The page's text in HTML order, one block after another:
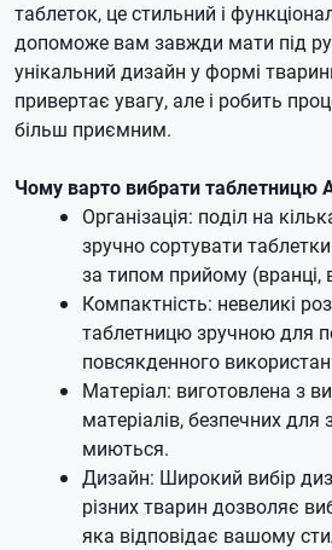
таблеток, це стильний і
допоможе вам завжди мати під
унікальний дизайн у формі
привертає увагу, але і робить
більш приємним.
Чому варто вибрати таблетницю
Організація: поділ на
зручно сортувати
за типом прийому (вранці,
Компактність: невеликі
таблетницю зручною для
повсякденного
Матеріал: виготовлена з
матеріалів, безпечних для
миються.
Дизайн: Широкий вибір
різних тварин дозволяє
яка відповідає вашому